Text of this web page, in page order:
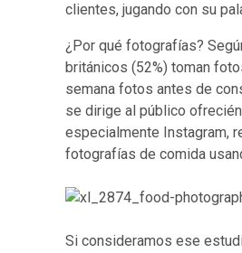
clientes, jugando con su
¿Por qué fotografías?
británicos (52%) toman
semana fotos antes de
se dirige al público
especialmente Instagram,
fotografías de comida
Si consideramos ese